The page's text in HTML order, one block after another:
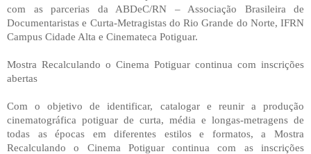
com as parcerias da ABDeC/RN – Associação Brasileira de
Documentaristas e Curta-Metragistas do Rio Grande do Norte, IFRN
Campus Cidade Alta e Cinemateca Potiguar.
Mostra Recalculando o Cinema Potiguar continua com inscrições
abertas
Com o objetivo de identificar, catalogar e reunir a produção
cinematográfica potiguar de curta, média e longas-metragens de
todas as épocas em diferentes estilos e formatos, a Mostra
Recalculando o Cinema Potiguar continua com as inscrições